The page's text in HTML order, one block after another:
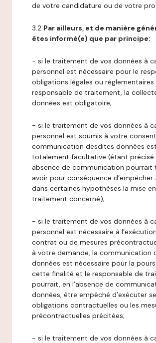
de votre candidature ou de votre
3.2 Par ailleurs, et de manière
êtes informé(e) que par principe:
- si le traitement de vos données à
personnel est nécessaire pour le
obligations légales ou réglementaires
responsable de traitement, la
données est obligatoire;
- si le traitement de vos données à
personnel est soumis à votre
communication desdites données est
totalement facultative (étant précisé
absence de communication pourrait
avoir pour conséquence d’empêcher
dans certaines hypothèses la mise
traitement concerné);
- si le traitement de vos données à
personnel est nécessaire à
contrat ou de mesures
à votre demande, la communication
données est nécessaire pour la
cette finalité et le responsable de
pourrait, en l’absence de
données, être empêché d’exécuter
obligations contractuelles ou les
précontractuelles précitées;
- si le traitement de vos données à